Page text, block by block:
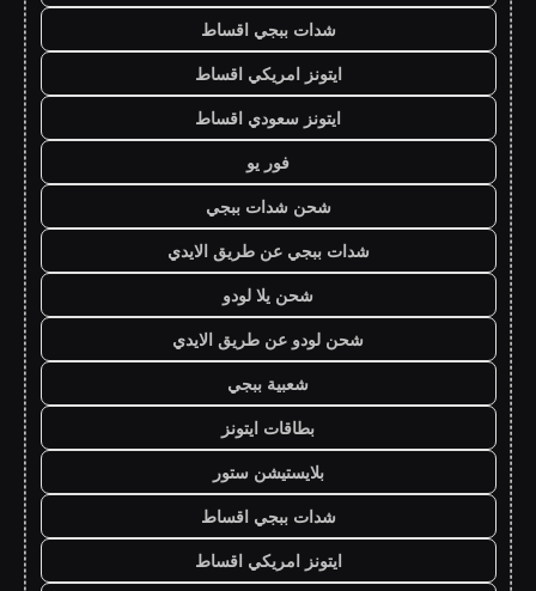
شدات ببجي اقساط
ايتونز امريكي اقساط
ايتونز سعودي اقساط
فور يو
شحن شدات ببجي
شدات ببجي عن طريق الايدي
شحن يلا لودو
شحن لودو عن طريق الايدي
شعبية ببجي
بطاقات ايتونز
بلايستيشن ستور
شدات ببجي اقساط
ايتونز امريكي اقساط